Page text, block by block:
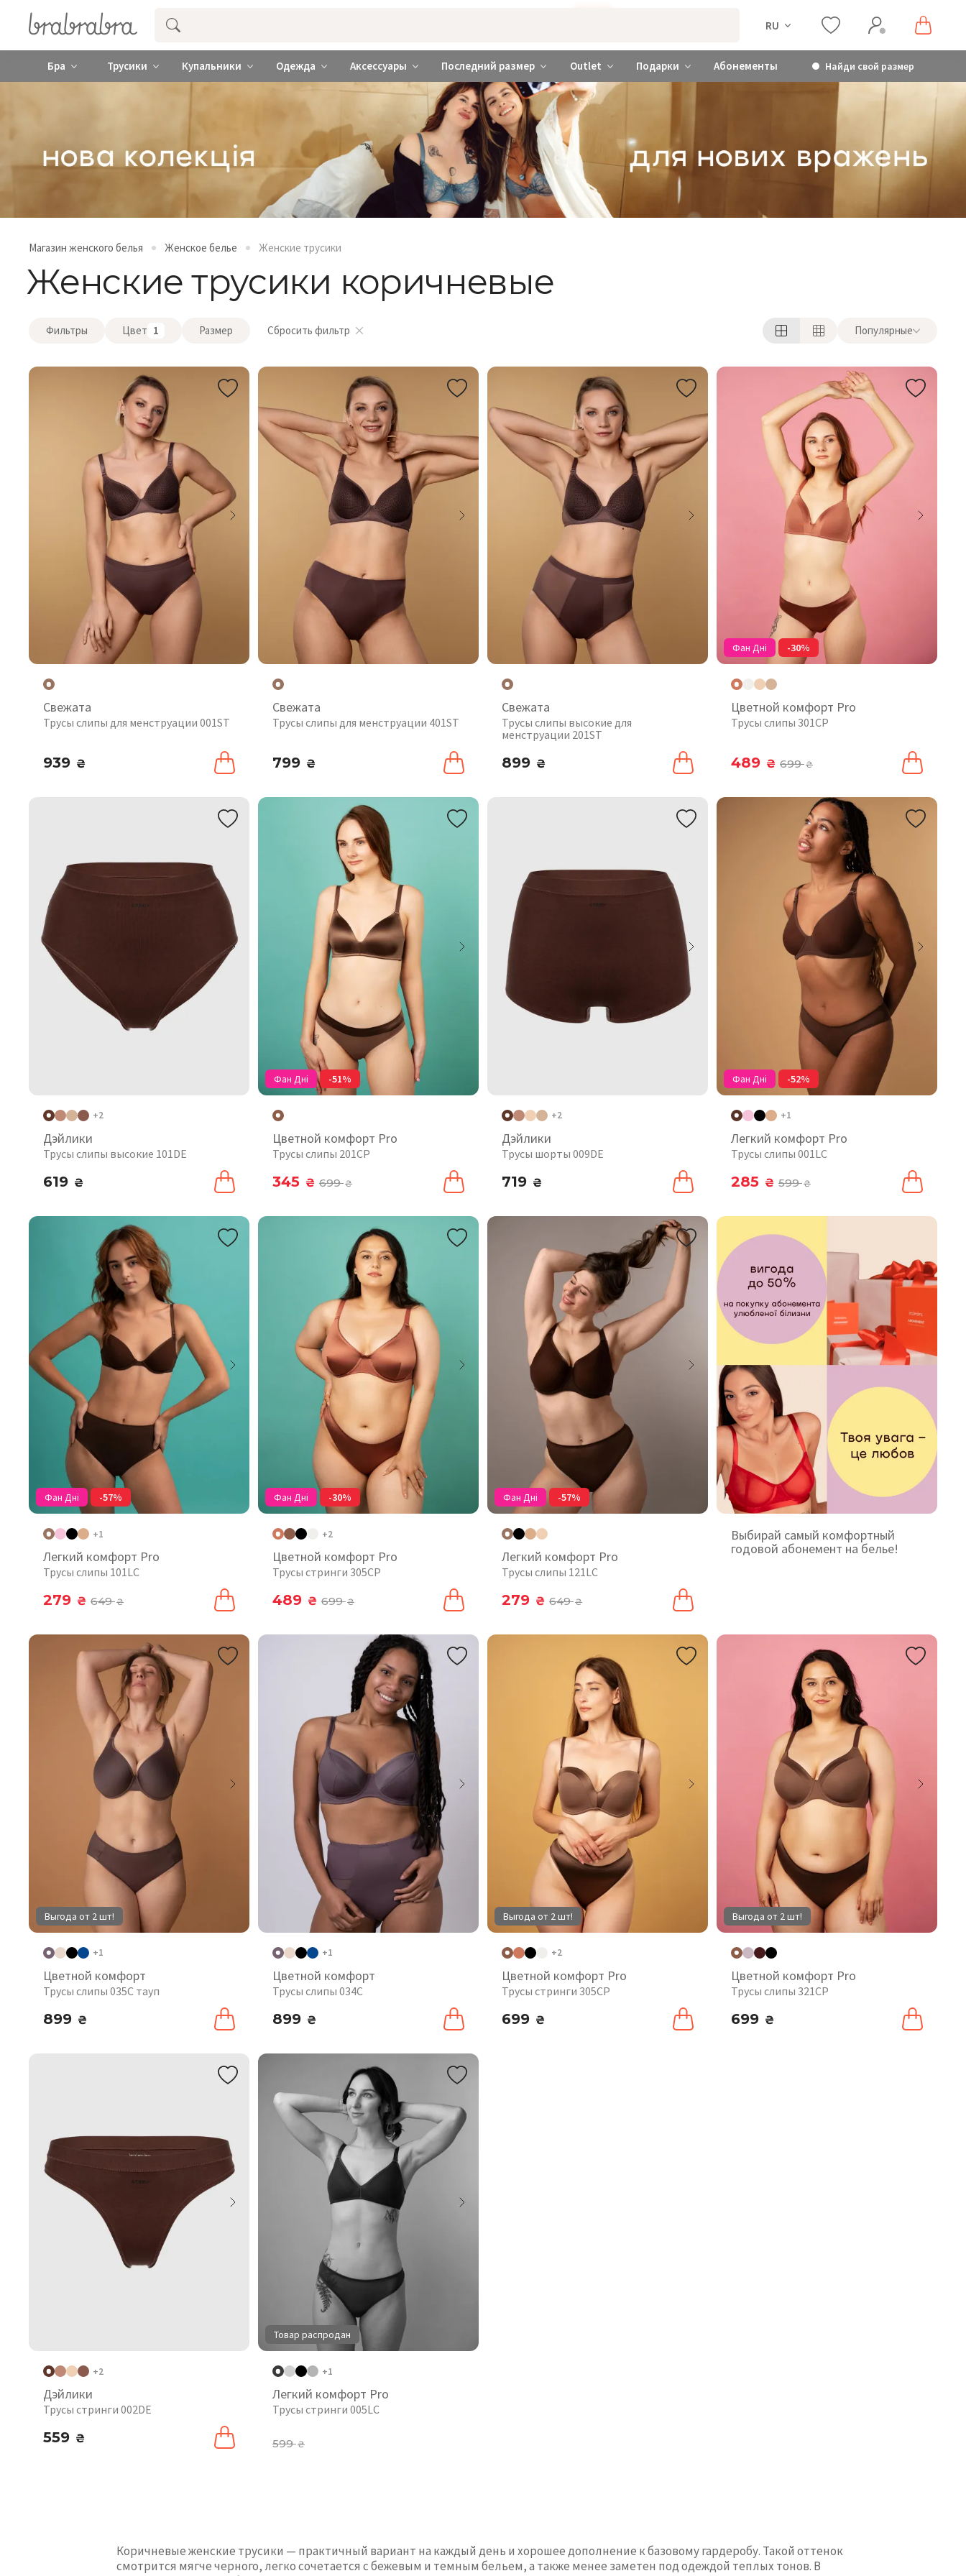
Купить нижнее женское белье ❤️ brabrabra ❤️ Киев и Украина RU
Бра Трусики Купальники Одежда Аксессуары Последний размер Outlet Подарки Абонементы Найди свой размер
Магазин женского белья Женское белье Женские трусики
Женские трусики коричневые
Фильтры Цвет 1 Размер Сбросить фильтр Популярные
Свежата
Трусы слипы для менструации 001ST
939 ₴
Свежата
Трусы слипы для менструации 401ST
799 ₴
Свежата
Трусы слипы высокие для
менструации 201ST
899 ₴
Фан Дні -30%
Цветной комфорт Pro
Трусы слипы 301CP
489 ₴ 699₴
+2
Дэйлики
Трусы слипы высокие 101DE
619 ₴
Фан Дні -51%
Цветной комфорт Pro
Трусы слипы 201CP
345 ₴ 699₴
+2
Дэйлики
Трусы шорты 009DE
719 ₴
Фан Дні -52%
+1
Легкий комфорт Pro
Трусы слипы 001LC
285 ₴ 599₴
Фан Дні -57%
+1
Легкий комфорт Pro
Трусы слипы 101LC
279 ₴ 649₴
Фан Дні -30%
+2
Цветной комфорт Pro
Трусы стринги 305CP
489 ₴ 699₴
Фан Дні -57%
Легкий комфорт Pro
Трусы слипы 121LC
279 ₴ 649₴
Выбирай самый комфортный
годовой абонемент на белье!
Выгода от 2 шт!
+1
Цветной комфорт
Трусы слипы 035C тауп
899 ₴
+1
Цветной комфорт
Трусы слипы 034C
899 ₴
Выгода от 2 шт!
+2
Цветной комфорт Pro
Трусы стринги 305CP
699 ₴
Выгода от 2 шт!
Цветной комфорт Pro
Трусы слипы 321CP
699 ₴
+2
Дэйлики
Трусы стринги 002DE
559 ₴
Товар распродан
+1
Легкий комфорт Pro
Трусы стринги 005LC
599₴
Коричневые женские трусики — практичный вариант на каждый день и хорошее дополнение к базовому гардеробу. Такой оттенок
смотрится мягче черного, легко сочетается с бежевым и темным бельем, а также менее заметен под одеждой теплых тонов. В